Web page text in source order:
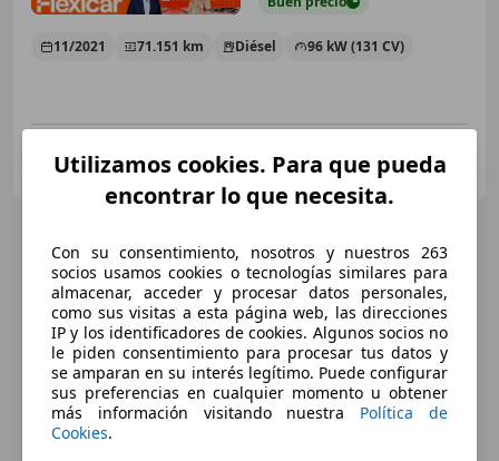
11/2021 71.151 km Diésel 96 kW (131 CV)
ES-36004 Pontevedra
Utilizamos cookies. Para que pueda
encontrar lo que necesita.
Con su consentimiento, nosotros y nuestros 263
socios usamos cookies o tecnologías similares para
almacenar, acceder y procesar datos personales,
como sus visitas a esta página web, las direcciones
IP y los identificadores de cookies. Algunos socios no
le piden consentimiento para procesar tus datos y
se amparan en su interés legítimo. Puede configurar
sus preferencias en cualquier momento u obtener
más información visitando nuestra Política de
Cookies.